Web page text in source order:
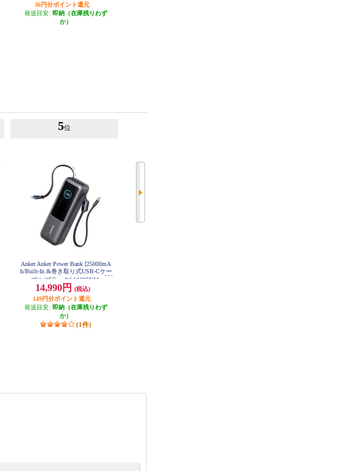
36円分ポイント還元
発送目安: 即納（在庫残りわず
か）
5位
Anker Anker Power Bank [25000mA
h/Built-In &巻き取り式USB-Cケー
ブル/ブラック] A1695N11
14,990円
(税込)
149円分ポイント還元
発送目安: 即納（在庫残りわず
か）
(1件)